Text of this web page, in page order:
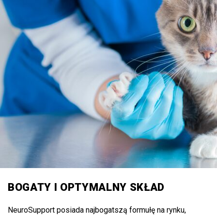
BOGATY I OPTYMALNY SKŁAD
NeuroSupport posiada najbogatszą formułę na rynku,